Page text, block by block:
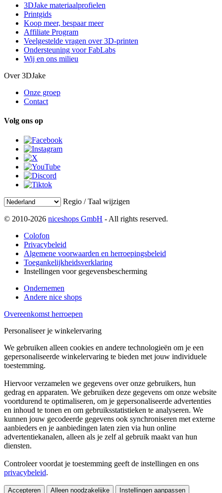
3DJake materiaalprofielen
Printgids
Koop meer, bespaar meer
Affiliate Program
Veelgestelde vragen over 3D-printen
Ondersteuning voor FabLabs
Wij en ons milieu
Over 3DJake
Onze groep
Contact
Volg ons op
Regio / Taal wijzigen
© 2010-2026 niceshops GmbH - All rights reserved.
Colofon
Privacybeleid
Algemene voorwaarden en herroepingsbeleid
Toegankelijkheidsverklaring
Instellingen voor gegevensbescherming
Ondernemen
Andere nice shops
Overeenkomst herroepen
Personaliseer je winkelervaring
We gebruiken alleen cookies en andere technologieën om je een
gepersonaliseerde winkelervaring te bieden met jouw individuele
toestemming.
Hiervoor verzamelen we gegevens over onze gebruikers, hun
gedrag en apparaten. We gebruiken deze gegevens om onze website
voortdurend te optimaliseren, om je gepersonaliseerde advertenties
en inhoud te tonen en om gebruiksstatistieken te analyseren. We
kunnen jouw gecodeerde gegevens ook synchroniseren met externe
aanbieders en je aanbiedingen laten zien via hun online
advertentiekanalen, alleen als je zelf al gebruik maakt van hun
diensten.
Controleer voordat je toestemming geeft de instellingen en ons
privacybeleid.
Accepteren Alleen noodzakelijke Instellingen aanpassen